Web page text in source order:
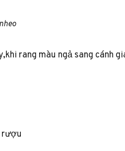
rang màu ngả sang cánh